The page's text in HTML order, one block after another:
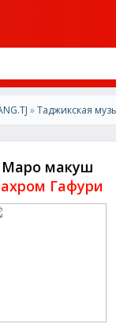
»Таджикская
Маро макуш
Гафури